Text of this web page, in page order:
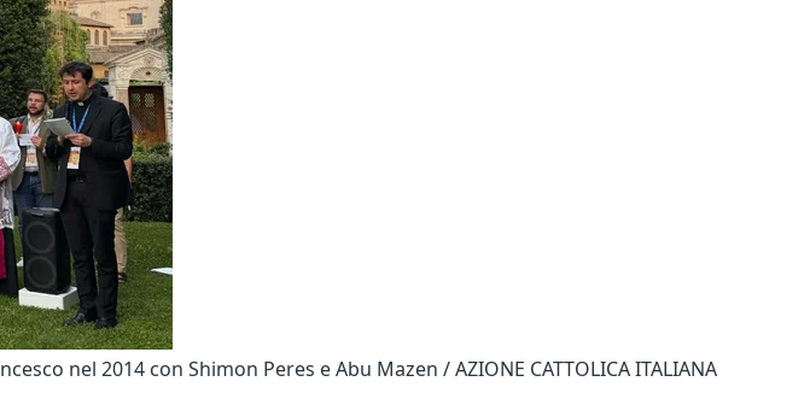
nel 2014 con Shimon Peres e Abu Mazen / AZIONE CATTOLICA ITALIANA